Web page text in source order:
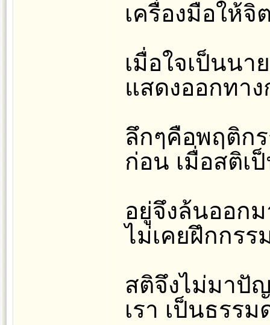
เครื่องมือให้จิ
เมื่อใจเป็นนา
แสดงออกทา
ลึกๆคือพฤติก
ก่อน เมื่อสติเ
อยู่จึงล้นออก
ไม่เคยฝึกกร
สติจึงไม่มาปั
เรา เป็นธรร